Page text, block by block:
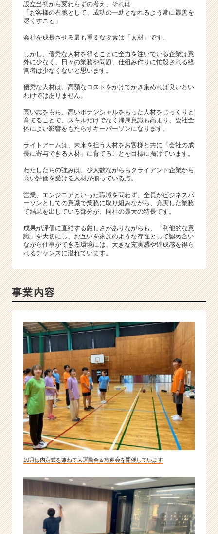
e
a
e
e
設立当初から変わらずの考え、それは
「お客様の右腕として、成功の一助となれるよう常に最善を
尽くすこと」
会社を成長させる最も重要な要素は「人材」です。
しかし、優秀な人材を得ることに全力を注いでいる企業は意
外に少なく、日々の業務や問題、仕組み作りに忙殺される経
営者は少なくないと思います。
優秀な人材は、高額なコストをかけてかき集めれば良いとい
わけではありません。
高い志をもち、高いポテンシャルをもった人材をじっくりと
育てることで、スキルだけでなく帰属意識も高まり、会社全
体によい影響をもたらすキーパーソンになります。
ライトアームは、未来を担う人材をお客様と共に「会社の成
長に寄与できる人材」に育てることを目標に掲げています。
わたしたちの強みは、少人数ながらもクライアント企業から
高い評価を受ける人材が揃っている点。
営業、エンジニアといった職域を問わず、全員がビジネスパ
ーソンとしての意識で業務に取り組みながら、充実した業務
で結果を出している部分が、同社の最大の特長です。
成果が評価に直結する厳しさがありながらも、「利他的な意
識」を大切にし、お互いを家族のような存在として認め合い
ながら仕事ができる環境には、大きな充実感や達成感を得ら
れるチャンスに溢れています。
事業内容
10月は内定式を兼ねて大運動会＆歓迎会を開催しています